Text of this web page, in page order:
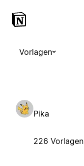
Vorlagen
Pika
226 Vorlagen